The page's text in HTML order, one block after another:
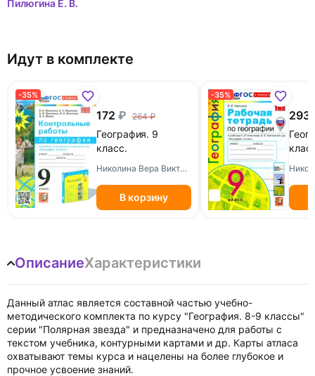
Пилюгина Е. В.
Идут в комплекте
-35%
172 264
География. 9
класс.
работы к учебнику
А. И. Алексеева, В.
В. Николиной и др.
Николина Вера Викторовна
В корзину
-35%
293
ОписаниеХарактеристики
Данный атлас является составной частью учебно-
методического комплекта по курсу "География. 8-9 классы"
серии "Полярная звезда" и предназначено для работы с
текстом учебника, контурными картами и др. Карты атласа
охватывают темы курса и нацелены на более глубокое и
прочное усвоение знаний.